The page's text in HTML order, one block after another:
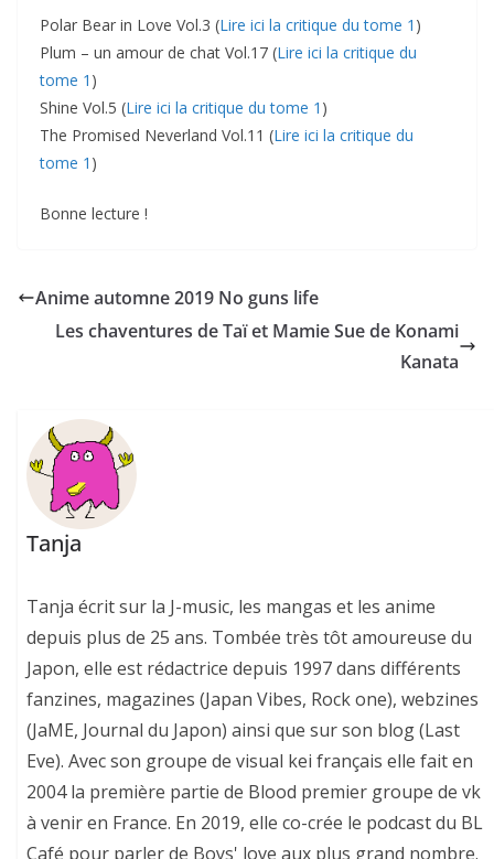
Polar Bear in Love Vol.3 (Lire ici la critique du tome 1 )
Plum – un amour de chat Vol.17 (Lire ici la critique du
tome 1 )
Shine Vol.5 (Lire ici la critique du tome 1 )
The Promised Neverland Vol.11 (Lire ici la critique du
tome 1 )
Bonne lecture !
Anime automne 2019 No guns life
Les chaventures de Taï et Mamie Sue de Konami
Kanata
Tanja
Tanja écrit sur la J-music, les mangas et les anime
depuis plus de 25 ans. Tombée très tôt amoureuse du
Japon, elle est rédactrice depuis 1997 dans différents
fanzines, magazines (Japan Vibes, Rock one), webzines
(JaME, Journal du Japon) ainsi que sur son blog (Last
Eve). Avec son groupe de visual kei français elle fait en
2004 la première partie de Blood premier groupe de vk
à venir en France. En 2019, elle co-crée le podcast du BL
Café pour parler de Boys' love aux plus grand nombre.